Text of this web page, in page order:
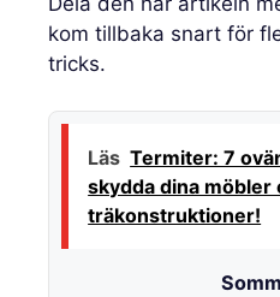
kom tillbaka snart för
tricks.
Läs Termiter: 7
skydda dina möbler
träkonstruktioner!